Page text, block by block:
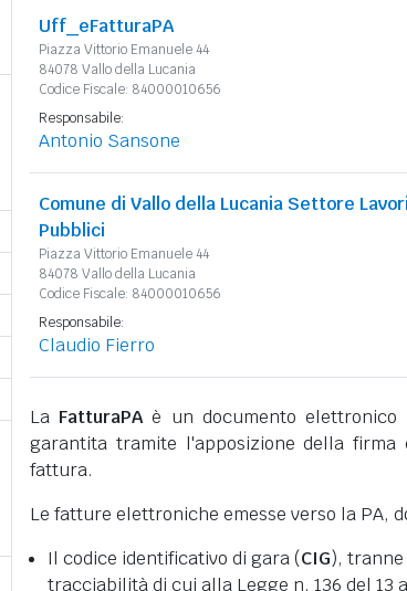
Uff_eFatturaPA
Piazza Vittorio Emanuele 44
84078 Vallo della Lucania
Codice Fiscale: 84000010656
Responsabile:
Antonio Sansone
Comune di Vallo della Lucania Settore Lavori
Pubblici
Piazza Vittorio Emanuele 44
84078 Vallo della Lucania
Codice Fiscale: 84000010656
Responsabile:
Claudio Fierro
La FatturaPA è un documento
garantita tramite l'apposizione della
fattura.
Le fatture elettroniche emesse verso la PA,
Il codice identificativo di gara (CIG),
tracciabilità di cui alla Legge n. 136 del 13